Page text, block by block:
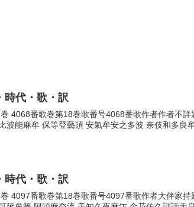
時代・歌・訳
4068番歌巻第18巻歌番号4068番歌作者作者不詳
能麻牟 保等登藝須 安氣牟安之多波 奈伎和多良
時代・歌・訳
4097番歌巻第18巻歌番号4097番歌作者大伴家持